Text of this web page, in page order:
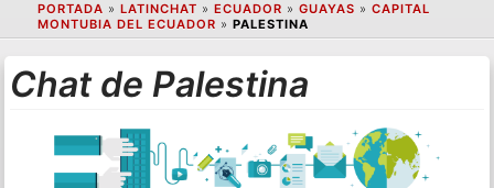
PORTADA » LATINCHAT » ECUADOR » GUAYAS » CAPITAL
MONTUBIA DEL ECUADOR » PALESTINA
Chat de Palestina